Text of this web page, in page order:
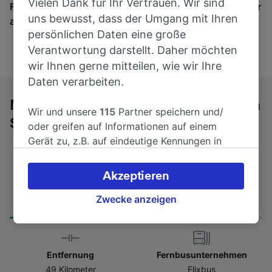
Finden Sie hier Fahrkarten für Verbindungen von mehr
als 170 Bahn- und Busunternehmen.
Mit dem Fernbus von Winterthur nach
St-Gallen
Fahrtdauer
Erster und letzter Bus
12:15 - 22:20
Entfernung
49 Kilometer
Fernbusunternehmen
Flixbus
Vielen Dank für Ihr Vertrauen. Wir sind
uns bewusst, dass der Umgang mit Ihren
persönlichen Daten eine große
Verantwortung darstellt. Daher möchten
wir Ihnen gerne mitteilen, wie wir Ihre
Daten verarbeiten.
Wir und unsere115 Partner speichern und/
oder greifen auf Informationen auf einem
Gerät zu, z.B. auf eindeutige Kennungen in
verarbeiten. Sie können Ihre Präferenzen
akzeptieren oder verwalten, einschließlich
Ihres Widerspruchsrechts bei berechtigtem
besuchen Sie jederzeit die Seite der
Datenschutzrichtlinie. Diese Präferenzen
werden unseren Partnern signalisiert und
Zwecke anzeigen
Akzeptieren